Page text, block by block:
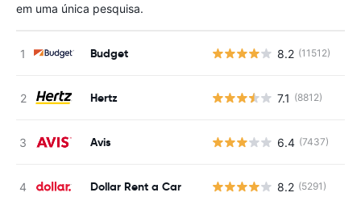
em uma única pesquisa.
Budget 8.2 (11512)
Hertz 7.1 (8812)
Avis 6.4 (7437)
Dollar Rent a Car 8.2 (5291)